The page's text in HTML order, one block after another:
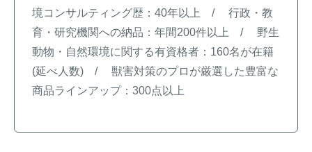
境コンサルティング歴：40年以上 / 行政・教
育・研究機関への納品：年間200件以上 / 野生
動物・自然環境に関する有資格者：160名が在籍
(延べ人数) / 獣害対策のプロが厳選した豊富な
商品ラインアップ：300点以上